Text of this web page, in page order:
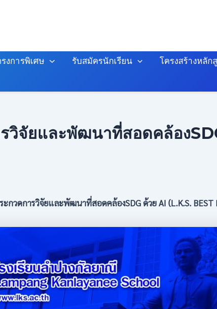
งการพิเศษ รับสมัครนักเรียน โครงสร้างหลัก
วิจัยและพัฒนาที่สอดคล้อง
ะกวดการวิจัยและพัฒนาที่สอดคล้องSDG ด้วย AI (L.K.S. BEST